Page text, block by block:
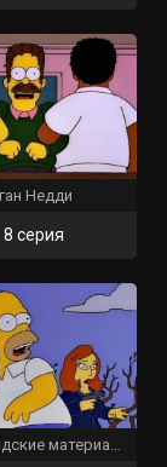
Недди
8 серия
Спрингфилдские материалы